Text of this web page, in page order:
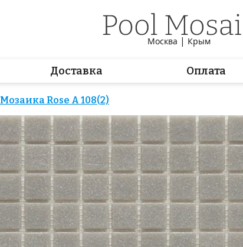
Москва | Крым
Доставка Оплата
Мозаика Rose A 108(2)